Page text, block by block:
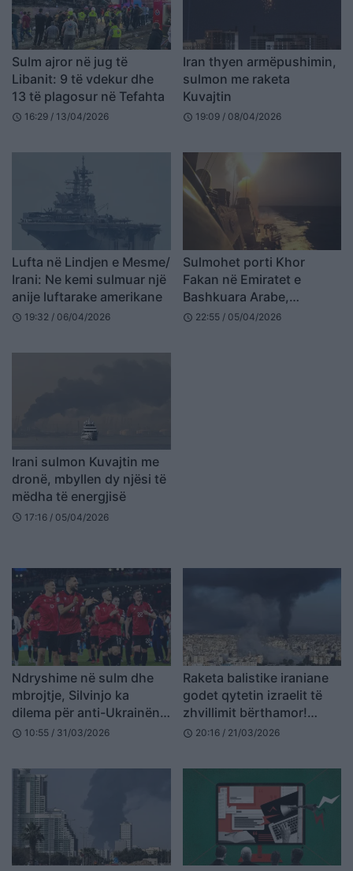
Sulm ajror në jug të
Libanit: 9 të vdekur dhe
13 të plagosur në Tefahta
schedule 16:29 / 13/04/2026
Iran thyen armëpushimin,
sulmon me raketa
Kuvajtin
schedule 19:09 / 08/04/2026
Lufta në Lindjen e Mesme/
Irani: Ne kemi sulmuar një
anije luftarake amerikane
schedule 19:32 / 06/04/2026
Sulmohet porti Khor
Fakan në Emiratet e
Bashkuara Arabe,
plagosen katër persona
schedule 22:55 / 05/04/2026
Irani sulmon Kuvajtin me
dronë, mbyllen dy njësi të
mëdha të energjisë
schedule 17:16 / 05/04/2026
Ndryshime në sulm dhe
mbrojtje, Silvinjo ka
dilema për anti-Ukrainën,
ja formacioni i mundshëm
schedule 10:55 / 31/03/2026
Raketa balistike iraniane
godet qytetin izraelit të
zhvillimit bërthamor!
Izraeli shënjestron 200
schedule 20:16 / 21/03/2026